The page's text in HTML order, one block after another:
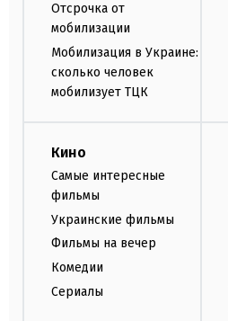
Отсрочка от
мобилизации
Мобилизация в Украине:
сколько человек
мобилизует ТЦК
Кино
Самые интересные
фильмы
Украинские фильмы
Фильмы на вечер
Комедии
Сериалы